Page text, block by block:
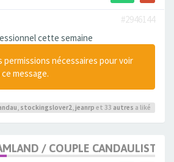
#2946144
cette semaine
permissions nécessaires pour voir
message.
stockingslover2 jeanrp et 33 autres a liké
/ COUPLE CANDAULISTE